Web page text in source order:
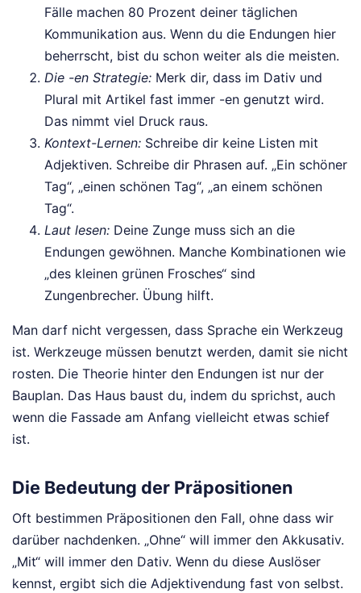
Fälle machen 80 Prozent deiner täglichen
Kommunikation aus. Wenn du die Endungen hier
beherrscht, bist du schon weiter als die meisten.
Die -en Strategie: Merk dir, dass im Dativ und
Plural mit Artikel fast immer -en genutzt wird.
Das nimmt viel Druck raus.
Kontext-Lernen: Schreibe dir keine Listen mit
Adjektiven. Schreibe dir Phrasen auf. „Ein schöner
Tag“, „einen schönen Tag“, „an einem schönen
Tag“.
Laut lesen: Deine Zunge muss sich an die
Endungen gewöhnen. Manche Kombinationen wie
„des kleinen grünen Frosches“ sind
Zungenbrecher. Übung hilft.
Man darf nicht vergessen, dass Sprache ein Werkzeug
ist. Werkzeuge müssen benutzt werden, damit sie nicht
rosten. Die Theorie hinter den Endungen ist nur der
Bauplan. Das Haus baust du, indem du sprichst, auch
wenn die Fassade am Anfang vielleicht etwas schief
ist.
Die Bedeutung der Präpositionen
Oft bestimmen Präpositionen den Fall, ohne dass wir
darüber nachdenken. „Ohne“ will immer den Akkusativ.
„Mit“ will immer den Dativ. Wenn du diese Auslöser
kennst, ergibt sich die Adjektivendung fast von selbst.